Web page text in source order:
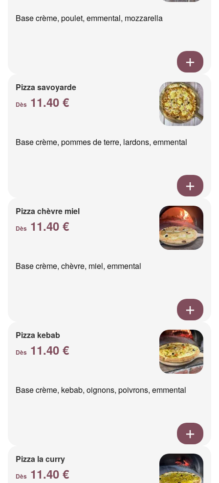
Base crème, poulet, emmental, mozzarella
Pizza savoyarde
Dès 11.40 €
Base crème, pommes de terre, lardons, emmental
Pizza chèvre miel
Dès 11.40 €
Base crème, chèvre, miel, emmental
Pizza kebab
Dès 11.40 €
Base crème, kebab, oignons, poivrons, emmental
Pizza la curry
Dès 11.40 €